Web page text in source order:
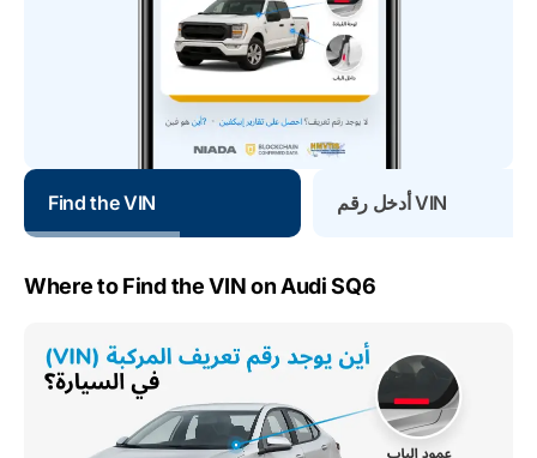
Find the VIN أدخل رقم VIN
Where to Find the VIN on Audi SQ6